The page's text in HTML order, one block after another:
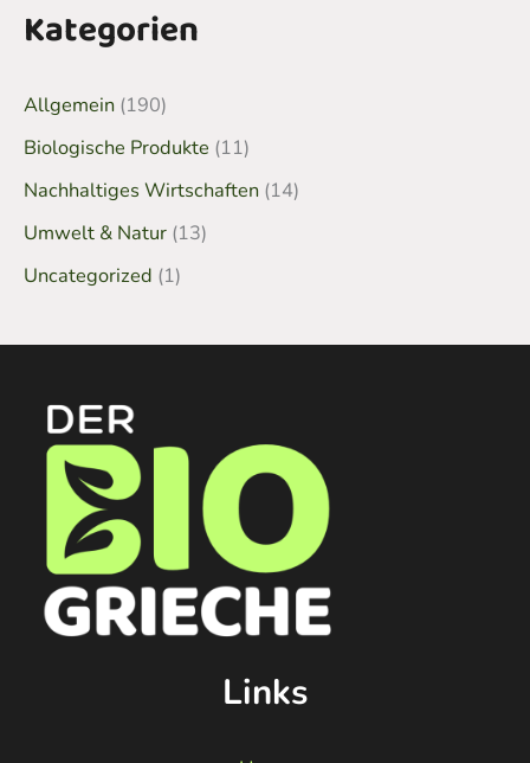
Kategorien
Allgemein (190)
Biologische Produkte (11)
Nachhaltiges Wirtschaften (14)
Umwelt & Natur (13)
Uncategorized (1)
Links